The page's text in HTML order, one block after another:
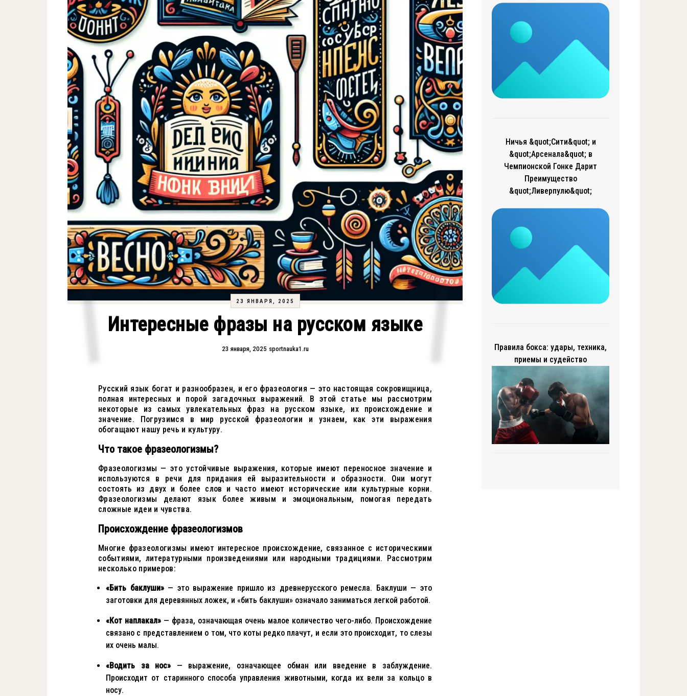
23 ЯНВАРЯ, 2025
Интересные фразы на русском языке
23 января, 2025 sportnauka1.ru
Русский язык богат и разнообразен, и его фразеология — это настоящая сокровищница,
полная интересных и порой загадочных выражений. В этой статье мы рассмотрим
некоторые из самых увлекательных фраз на русском языке, их происхождение и
значение. Погрузимся в мир русской фразеологии и узнаем, как эти выражения
обогащают нашу речь и культуру.
Что такое фразеологизмы?
Фразеологизмы — это устойчивые выражения, которые имеют переносное значение и
используются в речи для придания ей выразительности и образности. Они могут
состоять из двух и более слов и часто имеют исторические или культурные корни.
Фразеологизмы делают язык более живым и эмоциональным, помогая передать
сложные идеи и чувства.
Происхождение фразеологизмов
Многие фразеологизмы имеют интересное происхождение, связанное с историческими
событиями, литературными произведениями или народными традициями. Рассмотрим
несколько примеров:
«Бить баклуши»— это выражение пришло из древнерусского ремесла. Баклуши — это
заготовки для деревянных ложек, и «бить баклуши» означало заниматься легкой работой.
«Кот наплакал» — фраза, означающая очень малое количество чего-либо. Происхождение
связано с представлением о том, что коты редко плачут, и если это происходит, то слезы
их очень малы.
«Водить за нос» — выражение, означающее обман или введение в заблуждение.
Происходит от старинного способа управления животными, когда их вели за кольцо в
носу.
Ничья &quot;Сити&quot; и
&quot;Арсенала&quot; в
Чемпионской Гонке Дарит
Преимущество
&quot;Ливерпулю&quot;
Правила бокса: удары, техника,
приемы и судейство